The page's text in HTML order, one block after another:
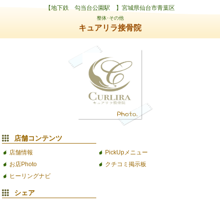
【地下鉄 勾当台公園駅 】宮城県仙台市青葉区
整体･その他
キュアリラ接骨院
店舗コンテンツ
店舗情報
PickUpメニュー
お店Photo
クチコミ掲示板
ヒーリングナビ
シェア